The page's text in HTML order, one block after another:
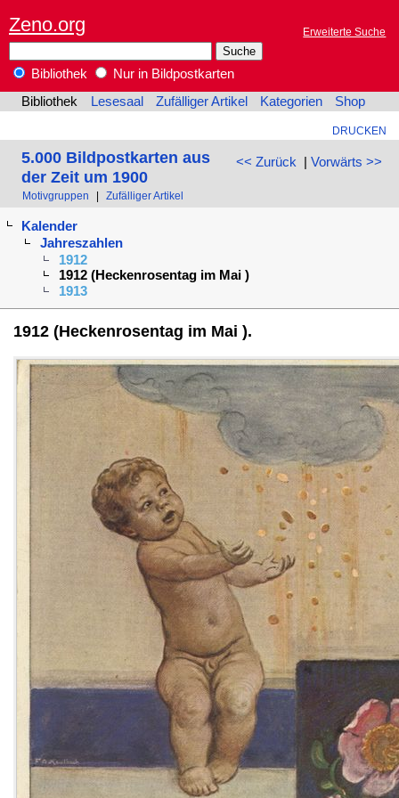
Zeno.org Erweiterte Suche
Bibliothek
Nur in Bildpostkarten
Bibliothek
Lesesaal Zufälliger Artikel Kategorien Shop
DRUCKEN
<< Zurück | Vorwärts >>
5.000 Bildpostkarten aus
der Zeit um 1900
Motivgruppen Zufälliger Artikel
Kalender
Jahreszahlen
1912
1912 (Heckenrosentag im Mai )
1913
1912 (Heckenrosentag im Mai ).